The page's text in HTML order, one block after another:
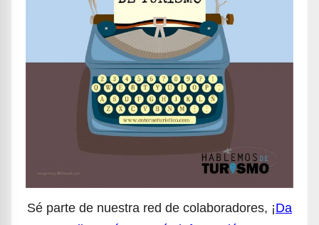
Sé parte de nuestra red de colaboradores, ¡Da